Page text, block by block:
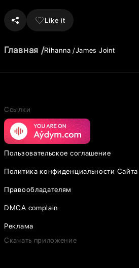
Like it
Главная Rihanna James Joint
Ссылки
Пользовательское соглашение
Политика конфиденциальности Сайта
Правообладателям
DMCA complain
Реклама
Скачать приложение